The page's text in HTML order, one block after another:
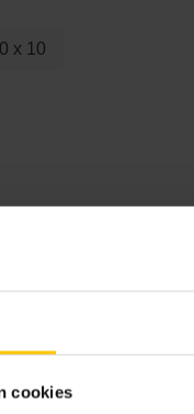
cookies
x 10